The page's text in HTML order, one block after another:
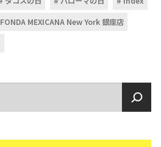
FONDA MEXICANA New York 銀座店